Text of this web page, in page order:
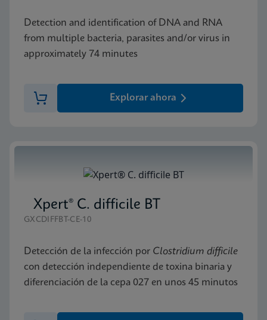
Detection and identification of DNA and RNA
from multiple bacteria, parasites and/or virus in
approximately 74 minutes
Explorar ahora
Xpert® C. difficile BT
GXCDIFFBT-CE-10
Detección de la infección por Clostridium difficile
con detección independiente de toxina binaria y
diferenciación de la cepa 027 en unos 45 minutos